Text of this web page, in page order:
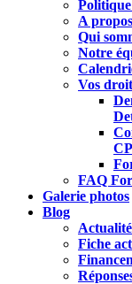
A
Qui
Notre
Vos
FAQ
Galerie photos
Blog
Actualité
Fiche